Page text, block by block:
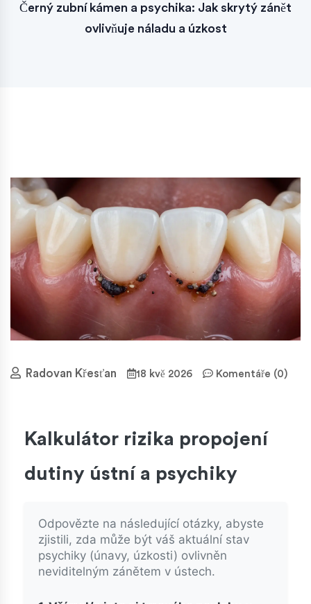
Černý zubní kámen a psychika: Jak skrytý zánět
ovlivňuje náladu a úzkost
Radovan Křesťan 18 kvě 2026 Komentáře (0)
Kalkulátor rizika propojení
dutiny ústní a psychiky
Odpovězte na následující otázky, abyste
zjistili, zda může být váš aktuální stav
psychiky (únavy, úzkosti) ovlivněn
neviditelným zánětem v ústech.